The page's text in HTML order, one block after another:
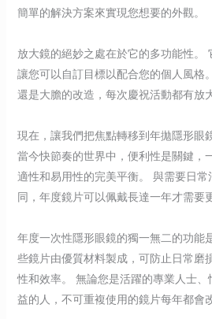
簡單的解決方案來實現您想要的外觀。
放大鏡的絕妙之處在於它的多功能性。
讓您可以自訂目標以配合您的個人風格
還是大膽的改造，每次慶祝活動都有放
現在，讓我們把焦點轉移到年拋隱形眼
當今快節奏的世界中，便利性是關鍵，
適性和易用性的完美平衡。 與需要日
同，年度鏡片可以佩戴長達一年才需要
年度一次性隱形眼鏡的獨一無二的功能
些鏡片由優質材料製成，可防止日常磨
性和效率。 無論您是活躍的專業人士
益的人，不可重複使用的鏡片每年都會